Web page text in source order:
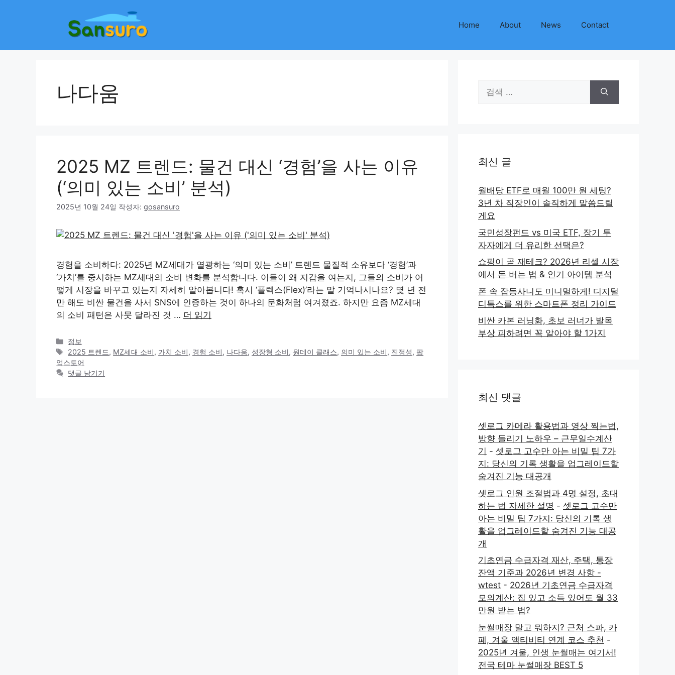
Home About News Contact
나다움
2025 MZ 트렌드: 물건 대신 ‘경험’을 사는 이유
(‘의미 있는 소비’ 분석)
2025년 10월 24일 작성자: gosansuro
경험을 소비하다: 2025년 MZ세대가 열광하는 ‘의미 있는 소비’ 트렌드 물질적 소유보다 ‘경험’과
‘가치’를 중시하는 MZ세대의 소비 변화를 분석합니다. 이들이 왜 지갑을 여는지, 그들의 소비가 어
떻게 시장을 바꾸고 있는지 자세히 알아봅니다! 혹시 ‘플렉스(Flex)’라는 말 기억나시나요? 몇 년 전
만 해도 비싼 물건을 사서 SNS에 인증하는 것이 하나의 문화처럼 여겨졌죠. 하지만 요즘 MZ세대
의 소비 패턴은 사뭇 달라진 것 … 더 읽기
카
테
고
리
정보
태
그
2025 트렌드, MZ세대 소비, 가치 소비, 경험 소비, 나다움, 성장형 소비, 원데이 클래스, 의미 있는 소비, 진정성, 팝
업스토어
댓글 남기기
색:
최신 글
월배당 ETF로 매월 100만 원 세팅?
3년 차 직장인이 솔직하게 말씀드릴
게요
국민성장펀드 vs 미국 ETF, 장기 투
자자에게 더 유리한 선택은?
쇼핑이 곧 재테크? 2026년 리셀 시장
에서 돈 버는 법 & 인기 아이템 분석
폰 속 잡동사니도 미니멀하게! 디지털
디톡스를 위한 스마트폰 정리 가이드
비싼 카본 러닝화, 초보 러너가 발목
부상 피하려면 꼭 알아야 할 1가지
최신 댓글
셋로그 카메라 활용법과 영상 찍는법,
방향 돌리기 노하우 – 근무일수계산
기 - 셋로그 고수만 아는 비밀 팁 7가
지: 당신의 기록 생활을 업그레이드할
숨겨진 기능 대공개
셋로그 인원 조절법과 4명 설정, 초대
하는 법 자세한 설명 - 셋로그 고수만
아는 비밀 팁 7가지: 당신의 기록 생
활을 업그레이드할 숨겨진 기능 대공
개
기초연금 수급자격 재산, 주택, 통장
잔액 기준과 2026년 변경 사항 -
wtest - 2026년 기초연금 수급자격
모의계산: 집 있고 소득 있어도 월 33
만원 받는 법?
눈썰매장 말고 뭐하지? 근처 스파, 카
페, 겨울 액티비티 연계 코스 추천 -
2025년 겨울, 인생 눈썰매는 여기서!
전국 테마 눈썰매장 BEST 5